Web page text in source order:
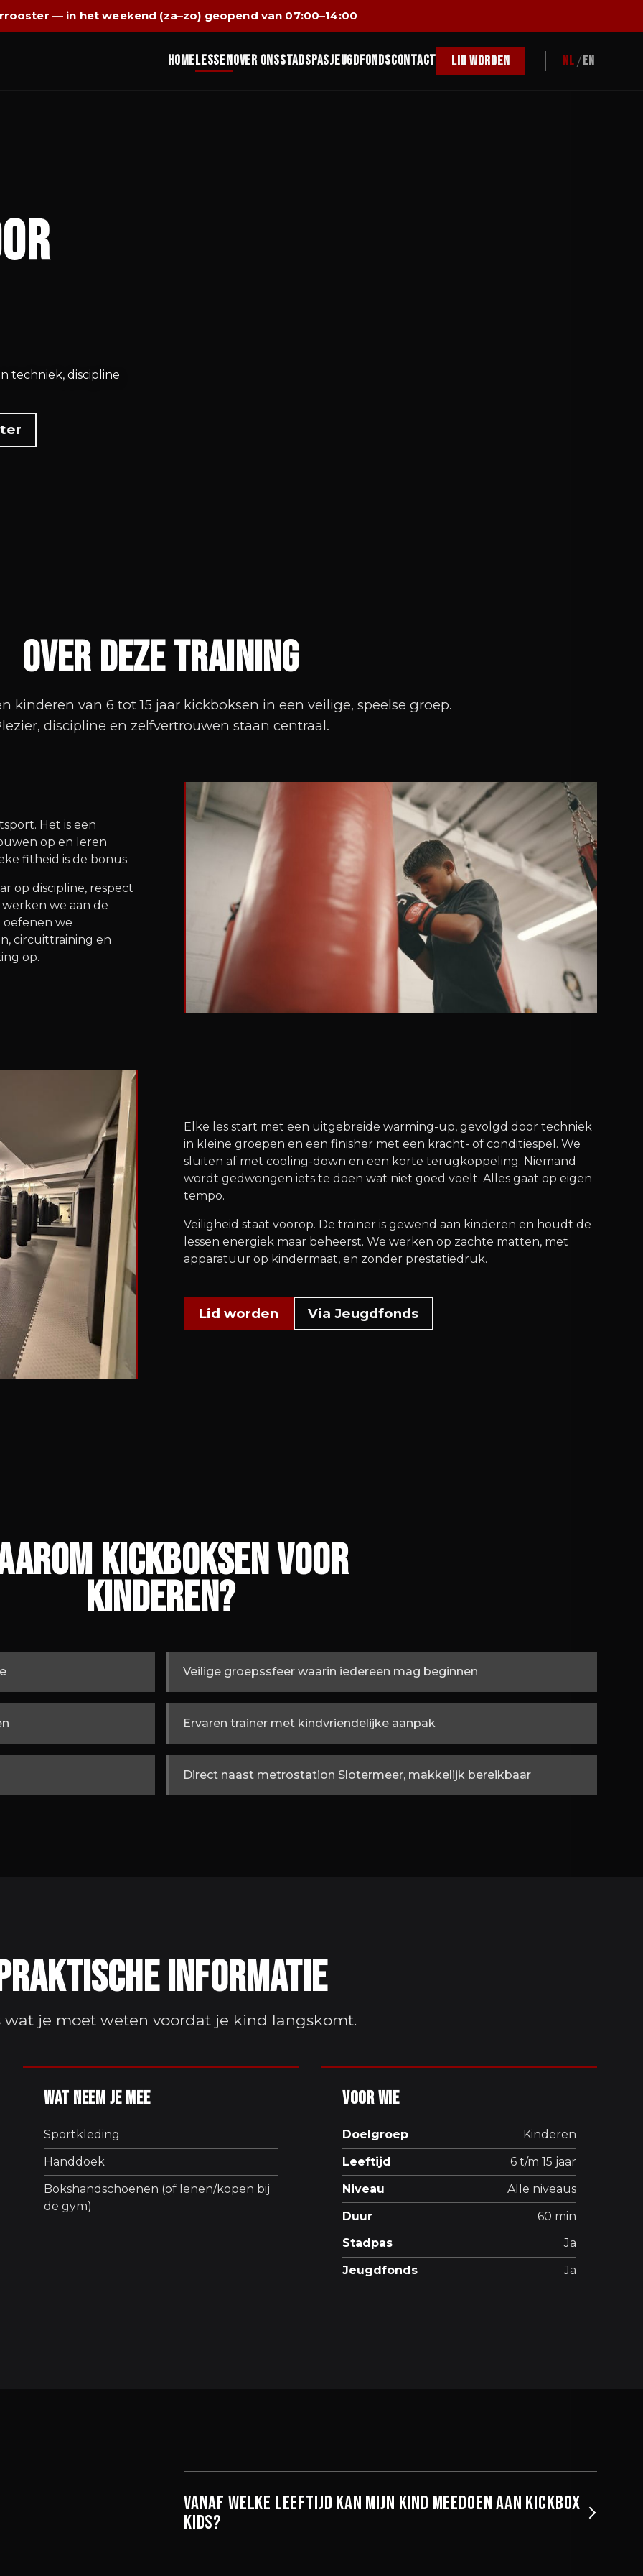
— in het weekend (za–zo) geopend van 07:00–14:00
HomeLessenOver onsStadspasJeugdfondsContact Lid worden NL / EN
techniek, discipline
Over deze training
kinderen van 6 tot 15 jaar kickboksen in een veilige, speelse groep.
discipline en zelfvertrouwen staan centraal.
Het is een
op en leren
fitheid is de bonus.
op discipline, respect
we aan de
oefenen we
circuittraining en
op.
Elke les start met een uitgebreide warming-up, gevolgd door techniek
in kleine groepen en een finisher met een kracht- of conditiespel. We
sluiten af met cooling-down en een korte terugkoppeling. Niemand
wordt gedwongen iets te doen wat niet goed voelt. Alles gaat op eigen
tempo.
Veiligheid staat voorop. De trainer is gewend aan kinderen en houdt de
lessen energiek maar beheerst. We werken op zachte matten, met
apparatuur op kindermaat, en zonder prestatiedruk.
Lid worden Via Jeugdfonds
kickboksen voor
kinderen?
Veilige groepssfeer waarin iedereen mag beginnen
Ervaren trainer met kindvriendelijke aanpak
Direct naast metrostation Slotermeer, makkelijk bereikbaar
informatie
wat je moet weten voordat je kind langskomt.
Wat neem je mee
Sportkleding
Handdoek
Bokshandschoenen (of lenen/kopen bij
de gym)
Voor wie
Doelgroep
Kinderen
Leeftijd
6 t/m 15 jaar
Niveau
Alle niveaus
Duur
60 min
Stadpas
Ja
Jeugdfonds
Ja
Vanaf welke leeftijd kan mijn kind meedoen aan Kickbox
Kids?